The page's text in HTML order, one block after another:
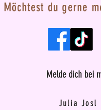
Möchtest du gerne
Melde dich bei
Julia Josl